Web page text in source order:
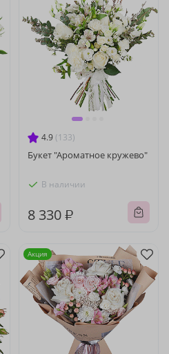
4.9 (133)
Букет "Ароматное кружево"
В наличии
8 330 ₽
Акция